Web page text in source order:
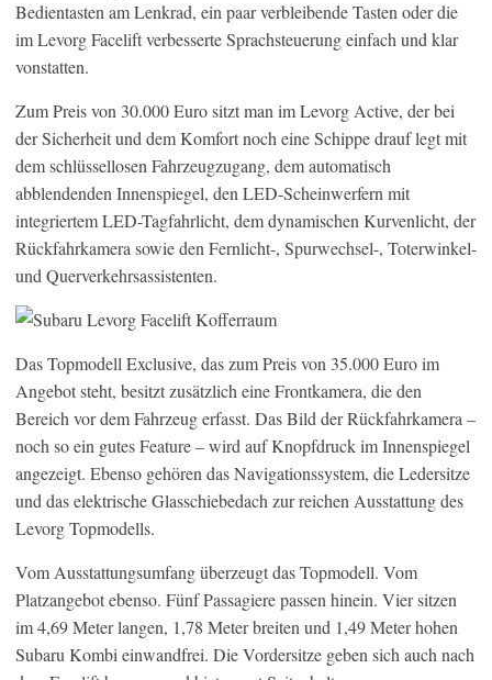
Bedientasten am Lenkrad, ein paar verbleibende Tasten oder die
im Levorg Facelift verbesserte Sprachsteuerung einfach und klar
vonstatten.
Zum Preis von 30.000 Euro sitzt man im Levorg Active, der bei
der Sicherheit und dem Komfort noch eine Schippe drauf legt mit
dem schlüssellosen Fahrzeugzugang, dem automatisch
abblendenden Innenspiegel, den LED-Scheinwerfern mit
integriertem LED-Tagfahrlicht, dem dynamischen Kurvenlicht, der
Rückfahrkamera sowie den Fernlicht-, Spurwechsel-, Toterwinkel-
und Querverkehrsassistenten.
Das Topmodell Exclusive, das zum Preis von 35.000 Euro im
Angebot steht, besitzt zusätzlich eine Frontkamera, die den
Bereich vor dem Fahrzeug erfasst. Das Bild der Rückfahrkamera –
noch so ein gutes Feature – wird auf Knopfdruck im Innenspiegel
angezeigt. Ebenso gehören das Navigationssystem, die Ledersitze
und das elektrische Glasschiebedach zur reichen Ausstattung des
Levorg Topmodells.
Vom Ausstattungsumfang überzeugt das Topmodell. Vom
Platzangebot ebenso. Fünf Passagiere passen hinein. Vier sitzen
im 4,69 Meter langen, 1,78 Meter breiten und 1,49 Meter hohen
Subaru Kombi einwandfrei. Die Vordersitze geben sich auch nach